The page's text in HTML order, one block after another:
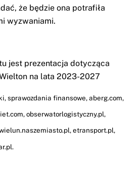
że będzie ona potrafiła
wyzwaniami.
jest prezentacja dotycząca
na lata 2023-2027
sprawozdania finansowe, aberg.com,
obserwatorlogistyczny.pl,
etransport.pl,